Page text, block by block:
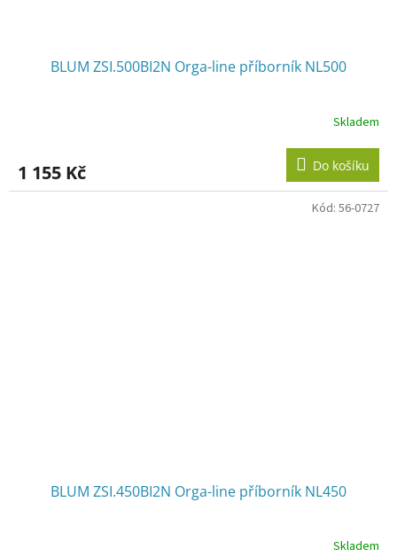
BLUM ZSI.500BI2N Orga-line příborník NL500
Skladem
1 155 Kč Do košíku
BLUM ZSI.450BI2N Orga-line příborník NL450
Skladem
Kód: 56-0727